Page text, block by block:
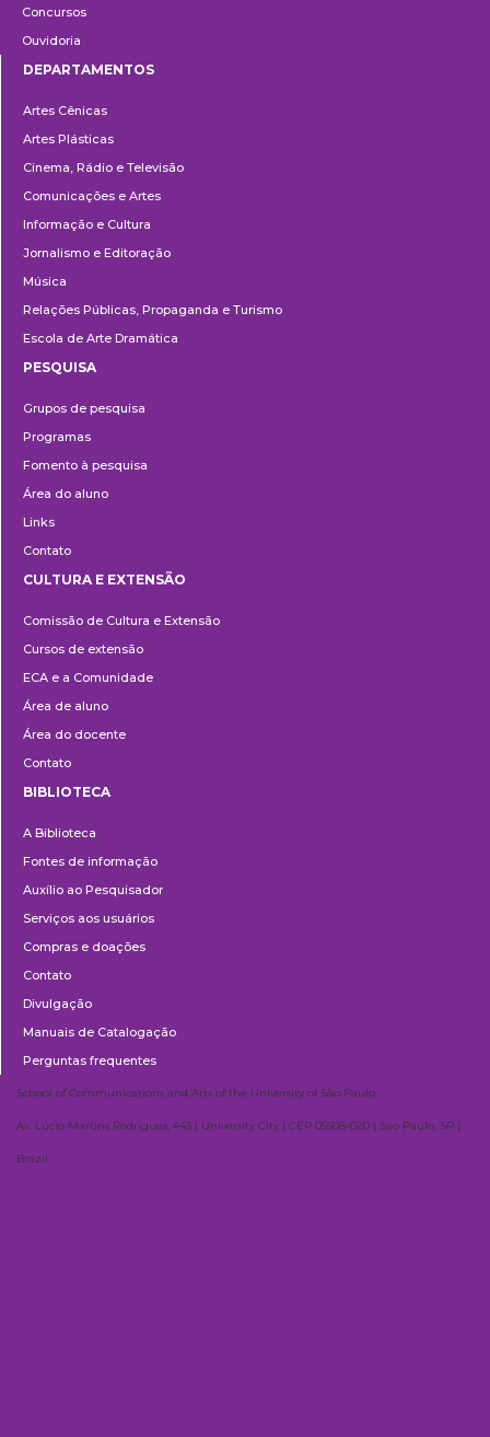
Concursos
Ouvidoria
DEPARTAMENTOS
Artes Cênicas
Artes Plásticas
Cinema, Rádio e Televisão
Comunicações e Artes
Informação e Cultura
Jornalismo e Editoração
Música
Relações Públicas, Propaganda e Turismo
Escola de Arte Dramática
PESQUISA
Grupos de pesquisa
Programas
Fomento à pesquisa
Área do aluno
Links
Contato
e
Extensão
CULTURA E EXTENSÃO
Comissão de Cultura e Extensão
Cursos de extensão
ECA e a Comunidade
Área de aluno
Área do docente
Contato
BIBLIOTECA
A Biblioteca
Fontes de informação
Auxílio ao Pesquisador
Serviços aos usuários
Compras e doações
Contato
Divulgação
Manuais de Catalogação
Perguntas frequentes
School of Communications and Arts of the University of São Paulo
Av. Lúcio Martins Rodrigues, 443 | University City | CEP 05508-020 | São Paulo, SP |
Brazil